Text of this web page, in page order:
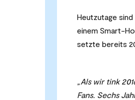
Heutzutage sind
einem Smart-
setzte bereits
„Als wir tink
Fans. Sechs